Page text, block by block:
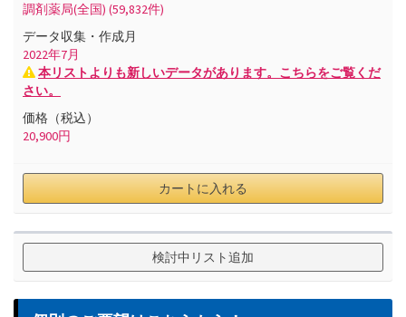
調剤薬局(全国) (59,832件)
データ収集・作成月
2022年7月
本リストよりも新しいデータがあります。こちらをご覧くだ
さい。
価格（税込）
20,900円
カートに入れる
検討中リスト追加